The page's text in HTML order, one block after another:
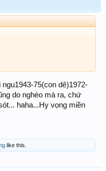
75(con dê)1972-
do nghèo mà ra, chứ
haha...Hy vọng miền
like this.